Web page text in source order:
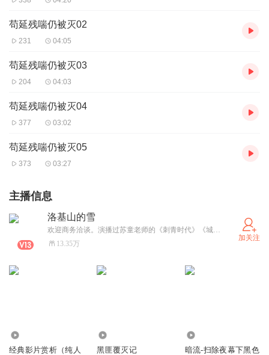
苟延残喘仍被灭02
231 04:05
苟延残喘仍被灭03
204 04:03
苟延残喘仍被灭04
377 03:02
苟延残喘仍被灭05
373 03:27
主播信息
洛基山的雪
欢迎商务洽谈。演播过苏童老师的《刺青时代》《城北地带》阿来老师的《空山》《格拉长大》，有播放量过亿的《老衲要还俗》《兔子必须死》以及《史上最强赘婿》《明朝败家子》，自己想办法去找哦，总能找到的。没有君子不养艺人，感谢每一位支持洛雪的听友。加入ximi团，可同时解锁超前听和单集付费音频，畅听无阻！！我的，来吧，miaocenbaobao
13.35万
加关注
经典影片赏析（纯人
黑匪覆灭记
暗流-扫除夜幕下黑色